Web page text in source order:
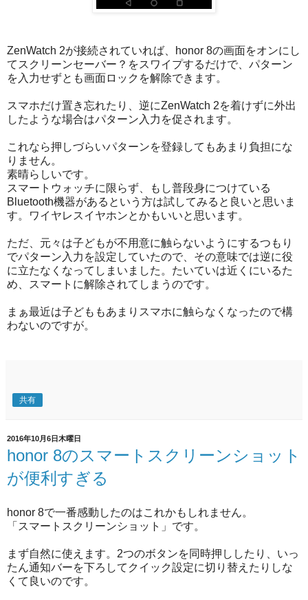
ZenWatch 2が接続されていれば、honor 8の画面をオンにし
てスクリーンセーバー？をスワイプするだけで、パターン
を入力せずとも画面ロックを解除できます。
スマホだけ置き忘れたり、逆にZenWatch 2を着けずに外出
したような場合はパターン入力を促されます。
これなら押しづらいパターンを登録してもあまり負担にな
りません。
素晴らしいです。
スマートウォッチに限らず、もし普段身につけている
Bluetooth機器があるという方は試してみると良いと思いま
す。ワイヤレスイヤホンとかもいいと思います。
ただ、元々は子どもが不用意に触らないようにするつもり
でパターン入力を設定していたので、その意味では逆に役
に立たなくなってしまいました。たいていは近くにいるた
め、スマートに解除されてしまうのです。
まぁ最近は子どももあまりスマホに触らなくなったので構
わないのですが。
共有
2016年10月6日木曜日
honor 8のスマートスクリーンショット
が便利すぎる
honor 8で一番感動したのはこれかもしれません。
「スマートスクリーンショット」です。
まず自然に使えます。2つのボタンを同時押ししたり、いっ
たん通知バーを下ろしてクイック設定に切り替えたりしな
くて良いのです。